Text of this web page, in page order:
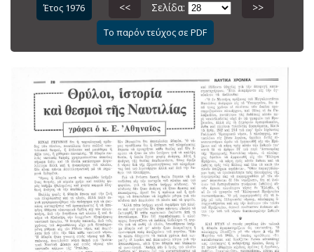
Έτος 1976 << Σελίδα: >>
Το παρόν τεύχος σε PDF